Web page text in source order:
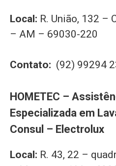
Local: R. União, 132 –
– AM – 69030-220
Contato: (92) 99294
HOMETEC –
Especializada em
Consul – Electrolux
Local: R. 43, 22 –